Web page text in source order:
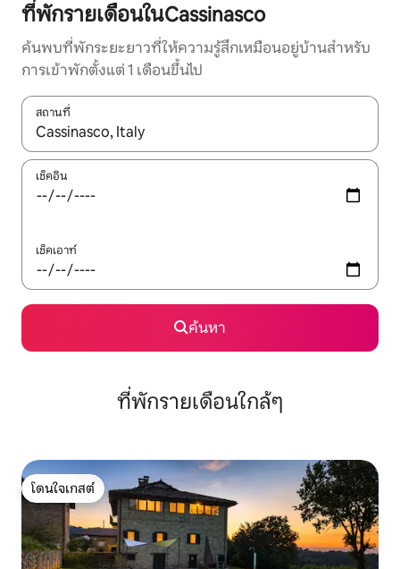
ที่พักรายเดือนในCassinasco
ค้นพบที่พักระยะยาวที่ให้ความรู้สึกเหมือนอยู่บ้านสำหรับ
การเข้าพักตั้งแต่ 1 เดือนขึ้นไป
สถานที่
ใช้ลูกศรขึ้นลง หรือใช้การสัมผัสหรือปัด เพื่อสำรวจผลการค้นหา
เช็คอิน
เช็คเอาท์
ค้นหา
ที่พักรายเดือนใกล้ๆ
โดนใจเกสต์
โดนใจเกสต์